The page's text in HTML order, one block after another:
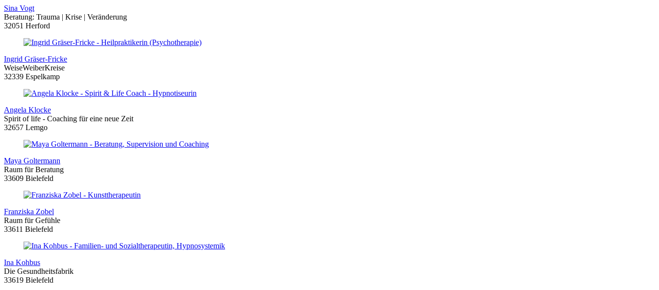
Sina Vogt
Beratung: Trauma | Krise | Veränderung
32051 Herford
Ingrid Gräser-Fricke
WeiseWeiberKreise
32339 Espelkamp
Angela Klocke
Spirit of life - Coaching für eine neue Zeit
32657 Lemgo
Maya Goltermann
Raum für Beratung
33609 Bielefeld
Franziska Zobel
Raum für Gefühle
33611 Bielefeld
Ina Kohbus
Die Gesundheitsfabrik
33619 Bielefeld